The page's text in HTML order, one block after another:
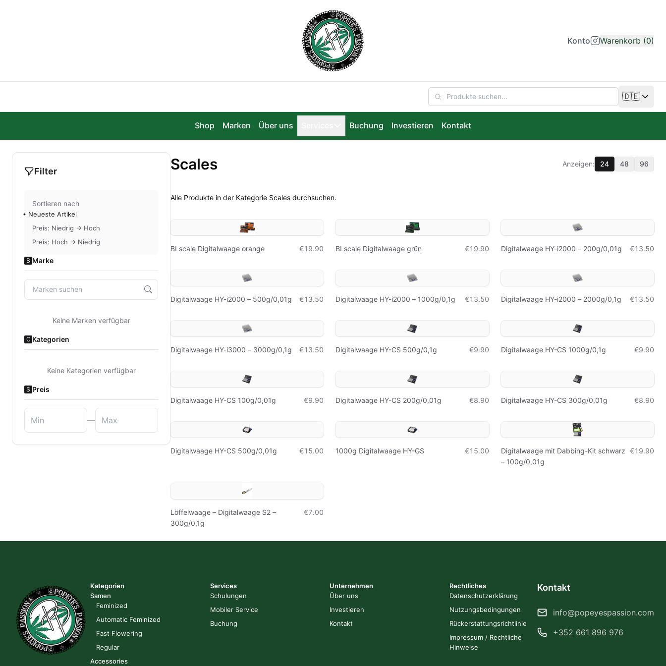
Konto Warenkorb (0)
🇩🇪
Sprache
Shop Marken Über uns Buchung Investieren Kontakt
Filter
Sortieren nach
Neueste Artikel
Preis: Niedrig → Hoch
Preis: Hoch → Niedrig
B Marke
Keine Marken verfügbar
C Kategorien
Keine Kategorien verfügbar
$ Preis
—
Scales Anzeigen: 24 48 96
Alle Produkte in der Kategorie Scales durchsuchen.
BLscale Digitalwaage orange €19.90 BLscale Digitalwaage grün €19.90 Digitalwaage HY-i2000 – 200g/0,01g €13.50
Digitalwaage HY-i2000 – 500g/0,01g €13.50 Digitalwaage HY-i2000 – 1000g/0,1g €13.50 Digitalwaage HY-i2000 – 2000g/0,1g €13.50
Digitalwaage HY-i3000 – 3000g/0,1g €13.50 Digitalwaage HY-CS 500g/0,1g €9.90 Digitalwaage HY-CS 1000g/0,1g €9.90
Digitalwaage HY-CS 100g/0,01g €9.90 Digitalwaage HY-CS 200g/0,01g €8.90 Digitalwaage HY-CS 300g/0,01g €8.90
Digitalwaage HY-CS 500g/0,01g €15.00 1000g Digitalwaage HY-GS €15.00
Digitalwaage mit Dabbing-Kit schwarz
– 100g/0,01g
€19.90
Löffelwaage – Digitalwaage S2 –
300g/0,1g
€7.00
Kategorien
Samen
Feminized
Automatic Feminized
Fast Flowering
Regular
Accessories
Services
Schulungen
Mobiler Service
Buchung
Unternehmen
Über uns
Investieren
Kontakt
Rechtliches
Datenschutzerklärung
Nutzungsbedingungen
Rückerstattungsrichtlinie
Impressum / Rechtliche
Hinweise
Kontakt
info@popeyespassion.com
+352 661 896 976